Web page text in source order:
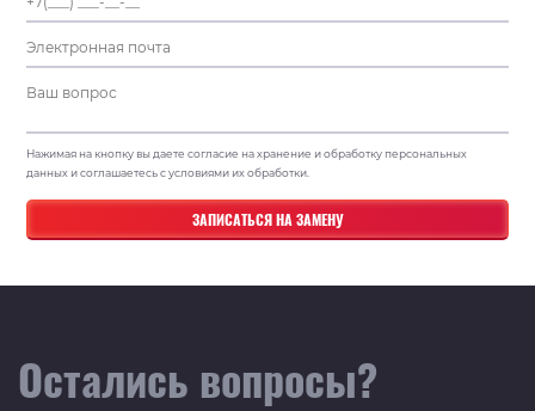
Нажимая на кнопку вы даете согласие на хранение и обработку персональных
данных и соглашаетесь с условиями их обработки.
Остались вопросы?